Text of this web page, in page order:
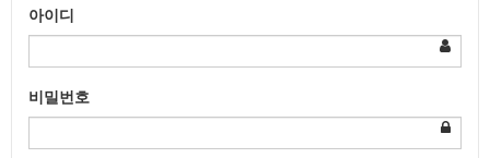
아이디
비밀번호